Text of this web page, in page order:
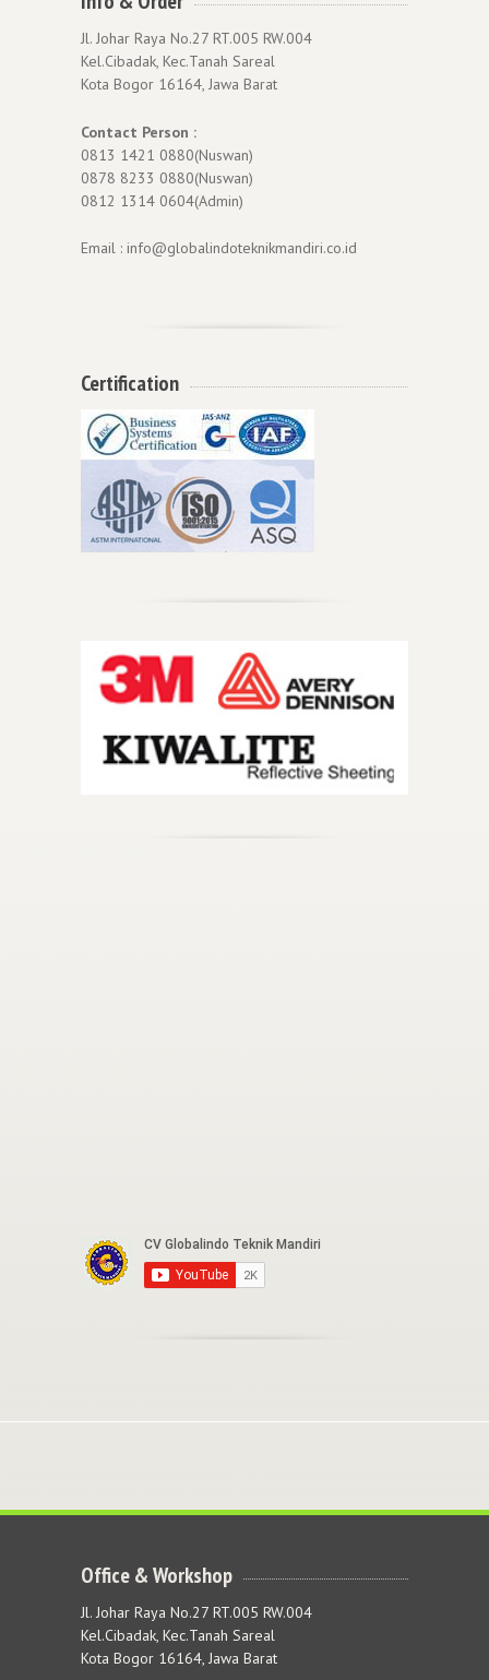
Jl. Johar Raya No.27 RT.005 RW.004
Kel.Cibadak, Kec.Tanah Sareal
Kota Bogor 16164, Jawa Barat
Contact Person :
0813 1421 0880(Nuswan)
0878 8233 0880(Nuswan)
0812 1314 0604(Admin)
Email : info@globalindoteknikmandiri.co.id
Certification
Office & Workshop
Jl. Johar Raya No.27 RT.005 RW.004
Kel.Cibadak, Kec.Tanah Sareal
Kota Bogor 16164, Jawa Barat